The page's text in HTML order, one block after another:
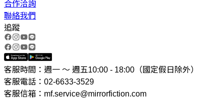
合作洽詢
聯絡我們
追蹤
客服時間：週一 ～ 週五10:00 - 18:00（國定假日除外）
客服電話：02-6633-3529
客服信箱：mf.service@mirrorfiction.com